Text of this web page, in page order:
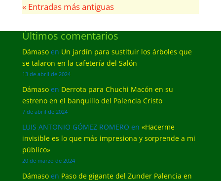
« Entradas más antiguas
Últimos comentarios
Dámasoen Un jardín para sustituir los árboles que
se talaron en la cafetería del Salón
13 de abril de 2024
Dámasoen Derrota para Chuchi Macón en su
estreno en el banquillo del Palencia Cristo
7 de abril de 2024
LUIS ANTONIO GÓMEZ ROMERO en «Hacerme
invisible es lo que más impresiona y sorprende a mi
público»
20 de marzo de 2024
Dámasoen Paso de gigante del Zunder Palencia en